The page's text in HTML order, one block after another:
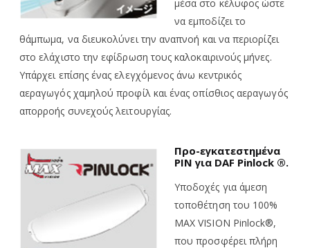
μέσα στο κέλυφος ώστε
να εμποδίζει το
θάμπωμα, να διευκολύνει την αναπνοή και ναπεριορίζει
στο ελάχιστο τηνεφίδρωση τους καλοκαιρινούς μήνες.
Υπάρχει επίσης ένας ελεγχόμενος άνω κεντρικός
αεραγωγός χαμηλού προφίλ και ένας οπίσθιος αεραγωγός
απορροής συνεχούς λειτουργίας.
Προ-εγκατεστημένα
PIN για DAF Pinlock ®.
Υποδοχές για άμεση
τοποθέτηση του 100%
MAX VISION Pinlock®,
που προσφέρει πλήρη